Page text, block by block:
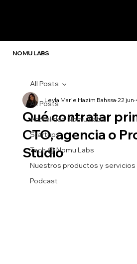
NOMU LABS
All Posts
Actualidad Nomu Labs
Startups
Tech @ Nomu Labs
Nuestros productos y servicios
Podcast
All Posts
Qué contratar
CTO, agencia o
Studio
Leyla Marie Hazim Bahssa 22 jun